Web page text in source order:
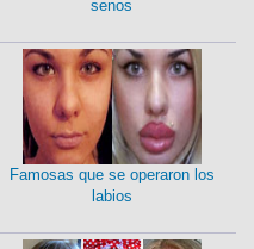
senos
Famosas que se operaron los
labios